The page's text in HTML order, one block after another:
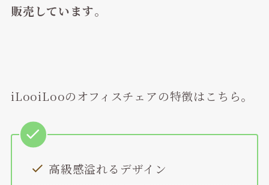
販売しています。
iLooiLooのオフィスチェアの特徴はこちら。
高級感溢れるデザイン